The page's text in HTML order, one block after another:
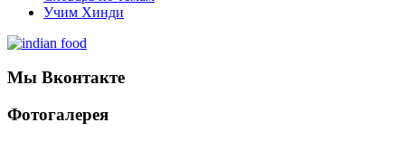
Учим Хинди
Мы Вконтакте
Фотогалерея